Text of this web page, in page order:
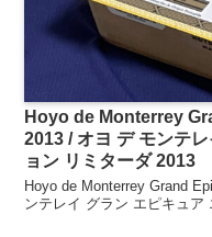
Hoyo de Monterrey
2013 / オヨ デ モンテ
ョン リミターダ 2013
Hoyo de Monterrey Grand
ンテレイ グラン エピキュア